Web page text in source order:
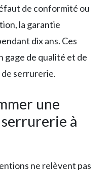
de conformité ou
la garantie
dix ans. Ces
gage de qualité et de
serrurerie.
une
à
ne relèvent pas